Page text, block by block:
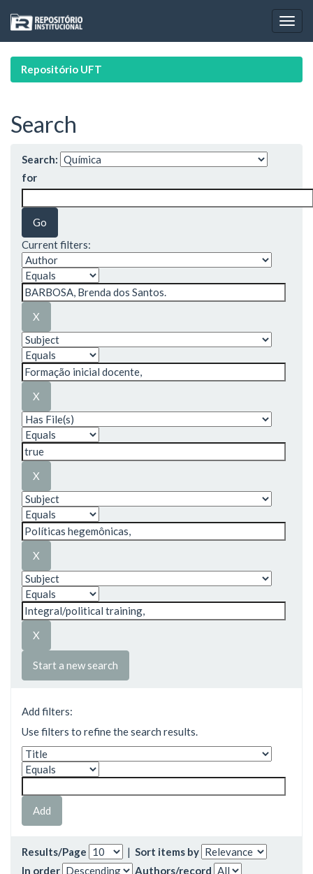
navigation
Repositório UFT
Search
Search:
for
Current filters:
Start a new search
Add filters:
Use filters to refine the search results.
Results/Page | Sort items by
In order
Authors/record